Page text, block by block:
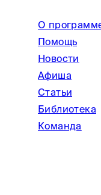
О
Помощь
Новости
Афиша
Статьи
Библиотека
Команда